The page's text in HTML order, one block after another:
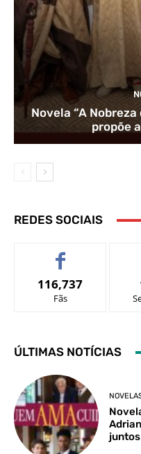
Novela “A
propõe
REDES SOCIAIS
116,737
Fãs
ÚLTIMAS NOTÍCIAS
juntos